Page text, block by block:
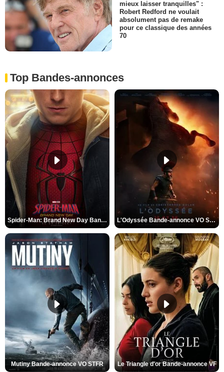
mieux laisser tranquilles" :
Robert Redford ne voulait
absolument pas de remake
pour ce classique des années
70
Top Bandes-annonces
Spider-Man: Brand New Day Bande-annonce VO STFR L'Odyssée Bande-annonce VO STFR
Mutiny Bande-annonce VO STFR Le Triangle d'or Bande-annonce VF